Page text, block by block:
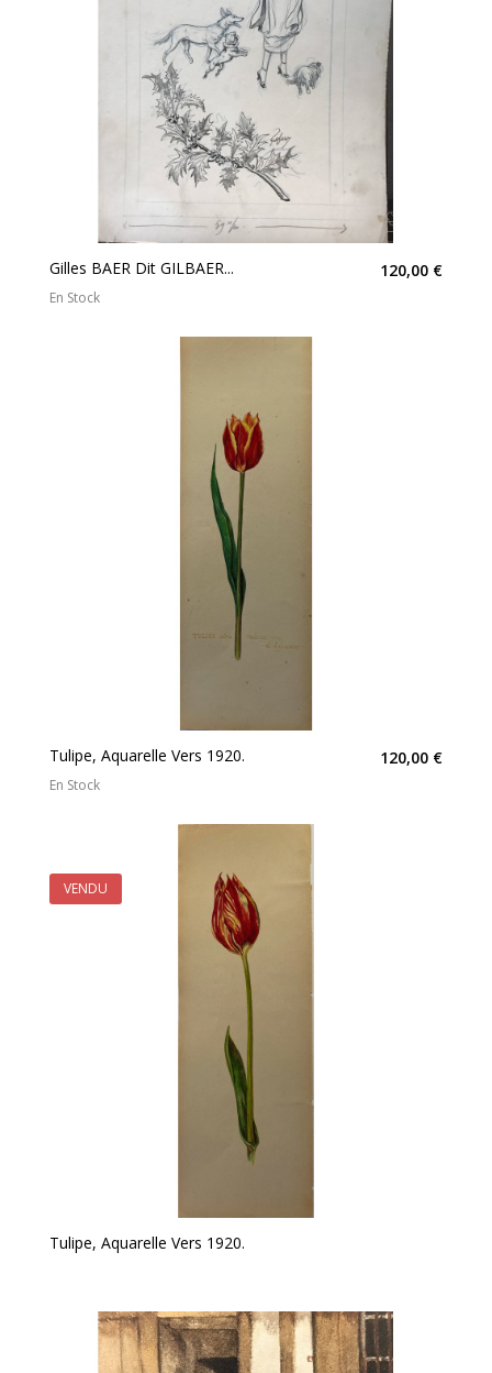
Gilles BAER Dit GILBAER... 120,00 €
En Stock
Tulipe, Aquarelle Vers 1920. 120,00 €
En Stock
Tulipe, Aquarelle Vers 1920.
VENDU